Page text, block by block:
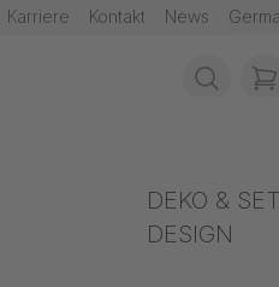
Karriere Kontakt News
Akustik
DEKO &
DESIGN